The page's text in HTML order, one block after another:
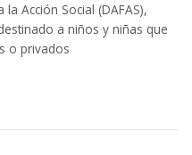
Acción Social (DAFAS),
a niños y niñas que
o privados